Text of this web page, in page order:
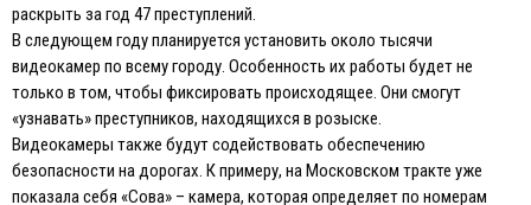
раскрыть за год 47 преступлений.
В следующем году планируется установить около тысячи
видеокамер по всему городу. Особенность их работы будет не
только в том, чтобы фиксировать происходящее. Они смогут
«узнавать» преступников, находящихся в розыске.
Видеокамеры также будут содействовать обеспечению
безопасности на дорогах. К примеру, на Московском тракте уже
показала себя «Сова» – камера, которая определяет по номерам